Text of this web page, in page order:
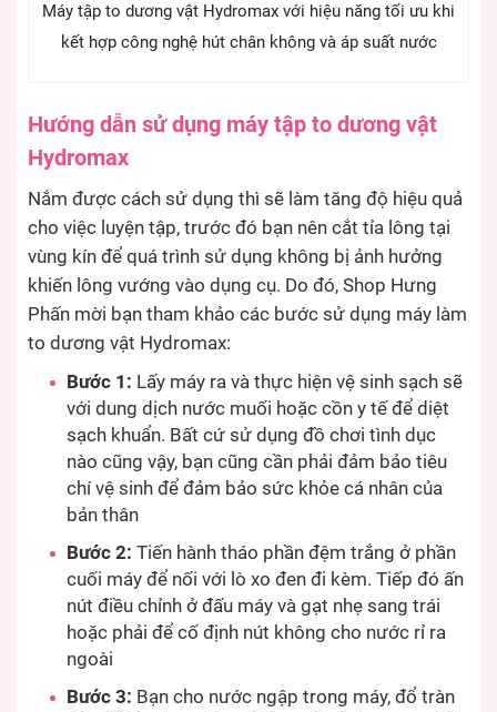
Máy tập to dương vật Hydromax với hiệu năng tối ưu khi
kết hợp công nghệ hút chân không và áp suất nước
Hướng dẫn sử dụng máy tập to dương vật
Hydromax
Nắm được cách sử dụng thì sẽ làm tăng độ hiệu quả
cho việc luyện tập, trước đó bạn nên cắt tỉa lông tại
vùng kín để quá trình sử dụng không bị ảnh hưởng
khiến lông vướng vào dụng cụ. Do đó, Shop Hưng
Phấn mời bạn tham khảo các bước sử dụng máy làm
to dương vật Hydromax:
Bước 1: Lấy máy ra và thực hiện vệ sinh sạch sẽ
với dung dịch nước muối hoặc cồn y tế để diệt
sạch khuẩn. Bất cứ sử dụng đồ chơi tình dục
nào cũng vậy, bạn cũng cần phải đảm bảo tiêu
chí vệ sinh để đảm bảo sức khỏe cá nhân của
bản thân
Bước 2: Tiến hành tháo phần đệm trắng ở phần
cuối máy để nối với lò xo đen đi kèm. Tiếp đó ấn
nút điều chỉnh ở đấu máy và gạt nhẹ sang trái
hoặc phải để cố định nút không cho nước rỉ ra
ngoài
Bước 3: Bạn cho nước ngập trong máy, đổ tràn